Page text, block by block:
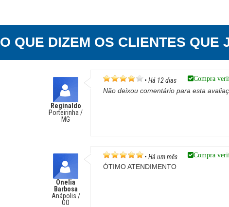
O QUE DIZEM OS CLIENTES QUE
Reginaldo
Porteirinha /
MG
• Há 12 dias Compra
Não deixou comentário para esta
Onelia
Barbosa
Anápolis /
GO
• Há um mês Compra
ÓTIMO ATENDIMENTO